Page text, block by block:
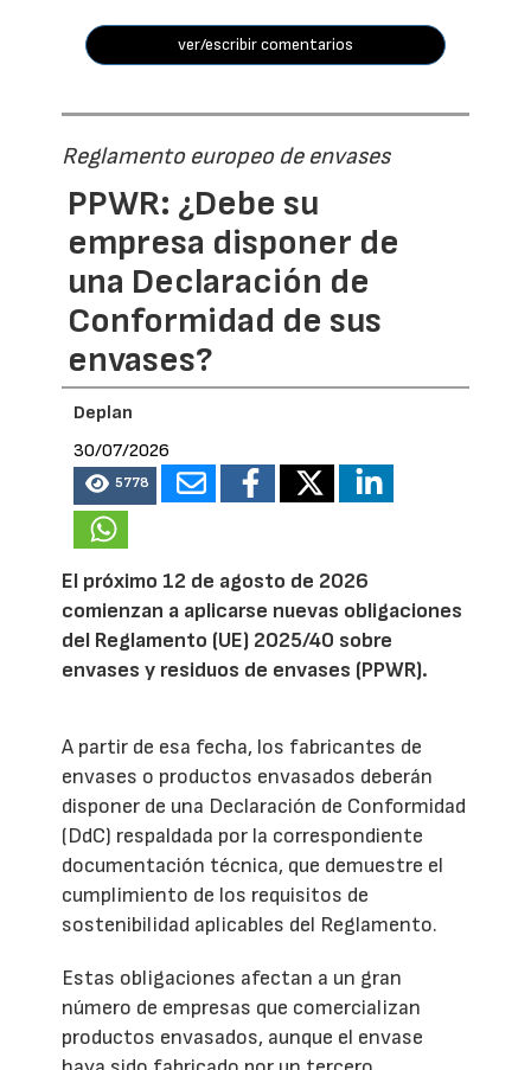
ver/escribir comentarios
Reglamento europeo de envases
PPWR: ¿Debe su
empresa disponer de
una Declaración de
Conformidad de sus
envases?
Deplan
30/07/2026
5778
El próximo 12 de agosto de 2026
comienzan a aplicarse nuevas obligaciones
del Reglamento (UE) 2025/40 sobre
envases y residuos de envases (PPWR).
A partir de esa fecha, los fabricantes de
envases o productos envasados deberán
disponer de una Declaración de Conformidad
(DdC) respaldada por la correspondiente
documentación técnica, que demuestre el
cumplimiento de los requisitos de
sostenibilidad aplicables del Reglamento.
Estas obligaciones afectan a un gran
número de empresas que comercializan
productos envasados, aunque el envase